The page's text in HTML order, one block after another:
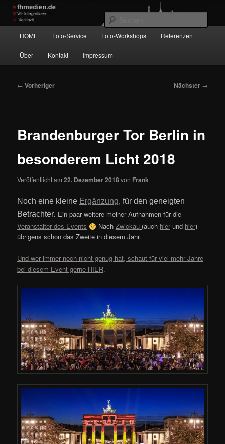
Zum
primären
Inhalt
springen
Wir fotografieren die Hauptstadt!
HOME Foto-Service Foto-Workshops Referenzen
Über Kontakt Impressum
Beitragsnavigation
← Vorheriger Nächster →
Brandenburger Tor Berlin in
besonderem Licht 2018
Veröffentlicht am22. Dezember 2018von Frank
Noch eine kleine Ergänzung, für den geneigten
Betrachter. Ein paar weitere meiner Aufnahmen für die
Veranstalter des Events
Nach Zwickau (auch hierund hier)
übrigens schon das Zweite in diesem Jahr.
Und wer immer noch nicht genug hat, schaut für viel mehr Jahre
bei diesem Event gerne HIER.